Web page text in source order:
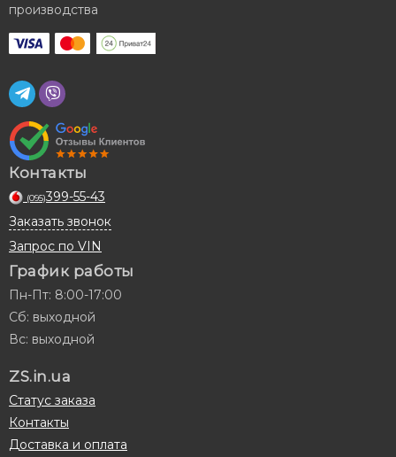
производства
Контакты
(095)399-55-43
Заказать звонок
Запрос по VIN
График работы
Пн-Пт: 8:00-17:00
Сб: выходной
Вс: выходной
ZS.in.ua
Статус заказа
Контакты
Доставка и оплата